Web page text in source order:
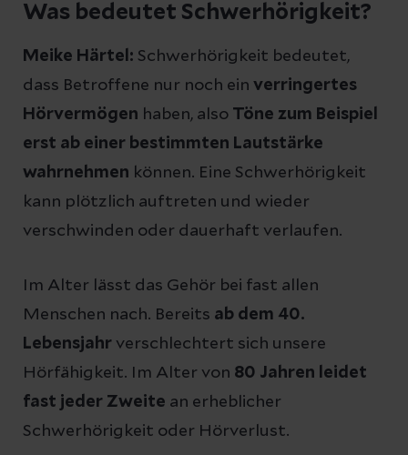
Was bedeutet Schwerhörigkeit?
Meike Härtel: Schwerhörigkeit bedeutet,
dass Betroffene nur noch ein verringertes
Hörvermögen haben, also Töne zum Beispiel
erst ab einer bestimmten Lautstärke
wahrnehmen können. Eine Schwerhörigkeit
kann plötzlich auftreten und wieder
verschwinden oder dauerhaft verlaufen.
Im Alter lässt das Gehör bei fast allen
Menschen nach. Bereits ab dem 40.
Lebensjahr verschlechtert sich unsere
Hörfähigkeit. Im Alter von 80 Jahren leidet
fast jeder Zweite an erheblicher
Schwerhörigkeit oder Hörverlust.